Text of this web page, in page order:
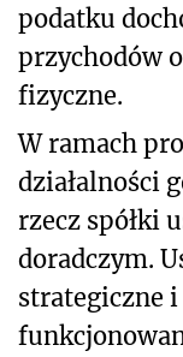
podatku
przychodów
fizyczne.
W ramach
działalności
rzecz spółki
doradczym.
strategiczne